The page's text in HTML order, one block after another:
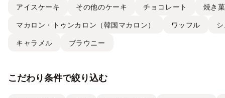
アイスケーキ その他のケーキ チョコレート 焼き
マカロン・トゥンカロン（韓国マカロン） ワッフル
キャラメル ブラウニー
こだわり条件で絞り込む